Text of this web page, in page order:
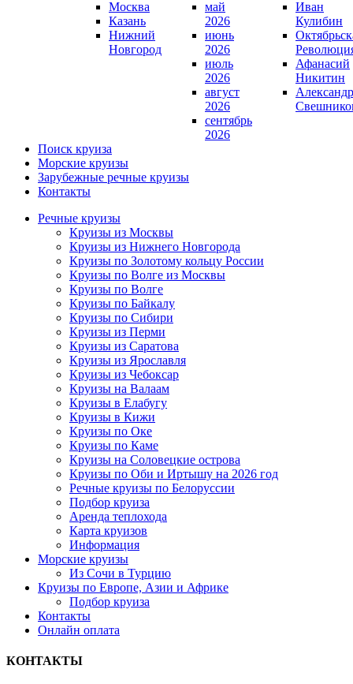
Москва
Казань
Нижний
Новгород
май
2026
июнь
2026
июль
2026
август
2026
сентябрь
2026
Иван
Кулибин
Афанасий
Никитин
Александр
Поиск круиза
Морские круизы
Зарубежные речные круизы
Контакты
Речные круизы
Круизы из Москвы
Круизы из Нижнего Новгорода
Круизы по Золотому кольцу России
Круизы по Волге из Москвы
Круизы по Волге
Круизы по Байкалу
Круизы по Сибири
Круизы из Перми
Круизы из Саратова
Круизы из Ярославля
Круизы из Чебоксар
Круизы на Валаам
Круизы в Елабугу
Круизы в Кижи
Круизы по Оке
Круизы по Каме
Круизы на Соловецкие острова
Круизы по Оби и Иртышу на 2026 год
Речные круизы по Белоруссии
Подбор круиза
Аренда теплохода
Карта круизов
Информация
Морские круизы
Из Сочи в Турцию
Круизы по Европе, Азии и Африке
Подбор круиза
Контакты
Онлайн оплата
КОНТАКТЫ